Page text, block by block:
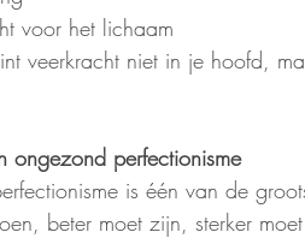
voor het lichaam
veerkracht niet in je hoofd,
ongezond perfectionisme
is één van de
beter moet zijn, sterker